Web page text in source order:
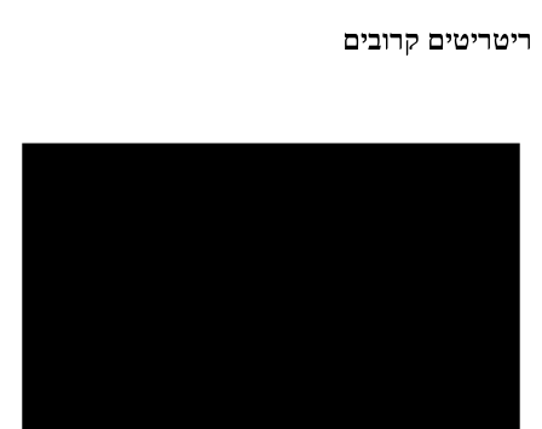
ריטריטים קרובים